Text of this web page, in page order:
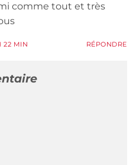
comme tout et très
22 MIN RÉPONDRE